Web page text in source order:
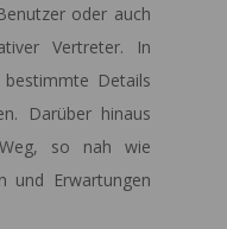
oder auch
Vertreter. In
Details
Darüber hinaus
so nah wie
und Erwartungen